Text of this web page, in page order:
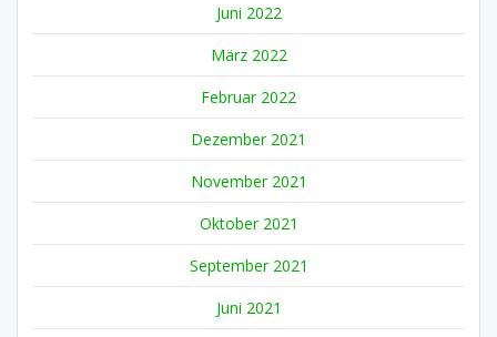
Juni 2022
März 2022
Februar 2022
Dezember 2021
November 2021
Oktober 2021
September 2021
Juni 2021